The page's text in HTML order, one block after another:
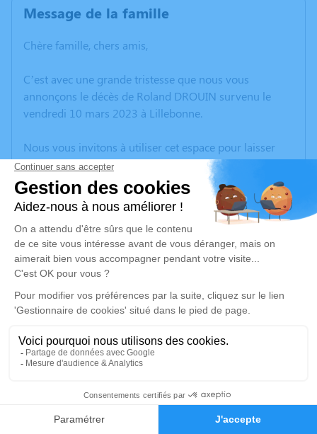
Faire-part Hommages
Message de la famille
Chère famille, chers amis,
C’est avec une grande tristesse que nous vous
annonçons le décès de Roland DROUIN survenu le
vendredi 10 mars 2023 à Lillebonne.
Nous vous invitons à utiliser cet espace pour laisser
vos condoléances, partager des photos souvenirs, une
anecdote ou exprimer vos pensées à travers des
poèmes ou des textes. Cet endroit est un lieu
d'expression dédié à honorer la mémoire de Roland
DROUIN.
Un service de plantation d’arbre hommage est
disponible ici.
Je rends hommage
Cérémonie religieuse
Eglise Notre Dame de Lillebonne
Place Carnot